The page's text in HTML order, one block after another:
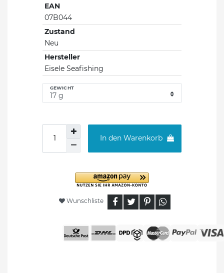
EAN
07B044
Zustand
Neu
Hersteller
Eisele Seafishing
GEWICHT
In den Warenkorb
Wunschliste